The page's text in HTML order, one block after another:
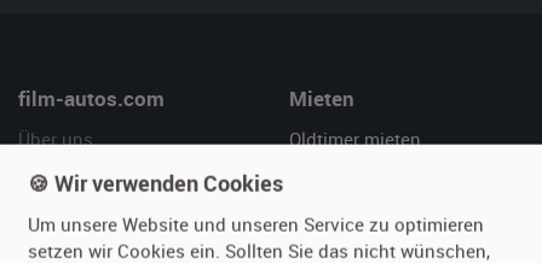
film-autos.com
Über uns
Leistungen
Kundenmeinungen
Mieten
Oldtimer mieten
Service
🍪 Wir verwenden Cookies
Um unsere Website und unseren Service zu optimieren
setzen wir Cookies ein. Sollten Sie das nicht wünschen,